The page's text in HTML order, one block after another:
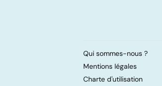
Qui sommes-nous ?
Mentions légales
Charte d'utilisation